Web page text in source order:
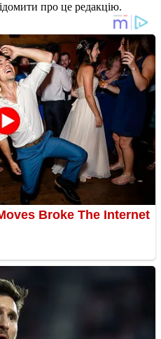
про це редакцію.